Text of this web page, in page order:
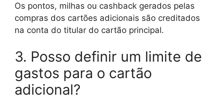
Os pontos, milhas ou cashback gerados pelas
compras dos cartões adicionais são creditados
na conta do titular do cartão principal.
3. Posso definir um limite de
gastos para o cartão
adicional?